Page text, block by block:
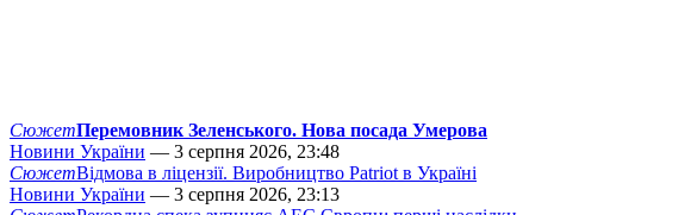
СюжетПеремовник Зеленського. Нова посада Умерова
Новини України — 3 серпня 2026, 23:48
СюжетВідмова в ліцензії. Виробництво Patriot в Україні
Новини України — 3 серпня 2026, 23:13